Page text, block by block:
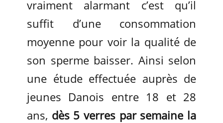
vraiment alarmant c’est qu’il
suffit d’une consommation
moyenne pour voir la qualité de
son sperme baisser. Ainsi selon
une étude effectuée auprès de
jeunes Danois entre 18 et 28
ans, dès 5 verres par semaine la